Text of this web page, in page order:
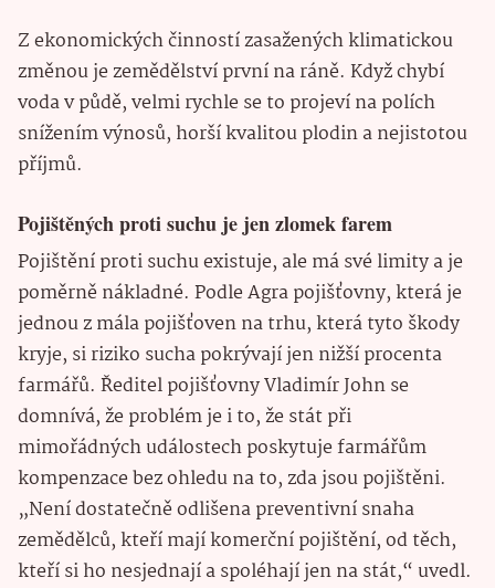
Z ekonomických činností zasažených klimatickou
změnou je zemědělství první na ráně. Když chybí
voda v půdě, velmi rychle se to projeví na polích
snížením výnosů, horší kvalitou plodin a nejistotou
příjmů.
Pojištěných proti suchu je jen zlomek farem
Pojištění proti suchu existuje, ale má své limity a je
poměrně nákladné. Podle Agra pojišťovny, která je
jednou z mála pojišťoven na trhu, která tyto škody
kryje, si riziko sucha pokrývají jen nižší procenta
farmářů. Ředitel pojišťovny Vladimír John se
domnívá, že problém je i to, že stát při
mimořádných událostech poskytuje farmářům
kompenzace bez ohledu na to, zda jsou pojištěni.
„Není dostatečně odlišena preventivní snaha
zemědělců, kteří mají komerční pojištění, od těch,
kteří si ho nesjednají a spoléhají jen na stát,“ uvedl.